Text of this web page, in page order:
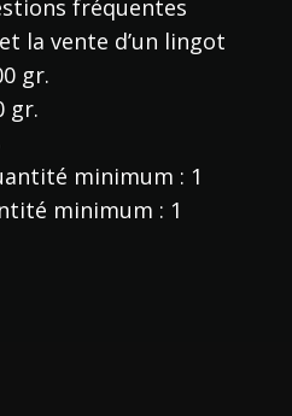
fréquentes
la vente d’un lingot
gr.
gr.
minimum : 1
minimum : 1